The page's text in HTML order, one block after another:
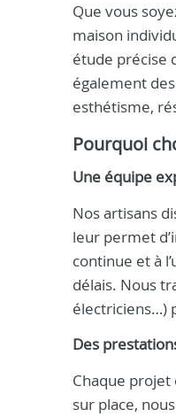
Que vous
maison
étude précise
également des
esthétisme,
Pourquoi
Une équipe
Nos artisans
leur permet
continue et à
délais. Nous
électriciens…)
Des
Chaque projet
sur place,